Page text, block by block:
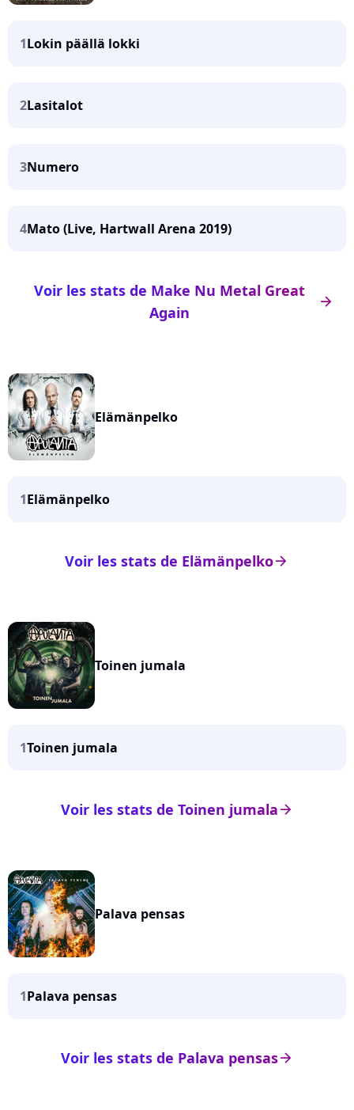
1Lokin päällä lokki
2Lasitalot
3Numero
4Mato (Live, Hartwall Arena 2019)
arrow_right
Voir les stats de Make Nu Metal Great
Again
Elämänpelko
1Elämänpelko
arrow_right
Voir les stats de Elämänpelko
Toinen jumala
1Toinen jumala
arrow_right
Voir les stats de Toinen jumala
Palava pensas
1Palava pensas
arrow_right
Voir les stats de Palava pensas